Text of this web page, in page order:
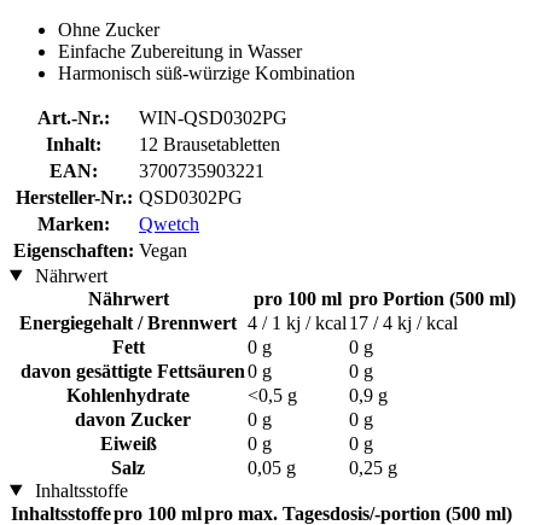
Ohne Zucker
Einfache Zubereitung in Wasser
Harmonisch süß-würzige Kombination
Art.-Nr.:
WIN-QSD0302PG
Inhalt:
12 Brausetabletten
EAN:
3700735903221
Hersteller-Nr.: QSD0302PG
Marken:
Qwetch
Eigenschaften: Vegan
Nährwert
Nährwert
pro 100 ml pro Portion (500 ml)
Energiegehalt / Brennwert 4 / 1 kj / kcal 17 / 4 kj / kcal
Fett
0 g
0 g
davon gesättigte Fettsäuren0 g
0 g
Kohlenhydrate
<0,5 g
0,9 g
davon Zucker
0 g
0 g
Eiweiß
0 g
0 g
Salz
0,05 g
0,25 g
Inhaltsstoffe
Inhaltsstoffepro 100 mlpro max. Tagesdosis/-portion (500 ml)